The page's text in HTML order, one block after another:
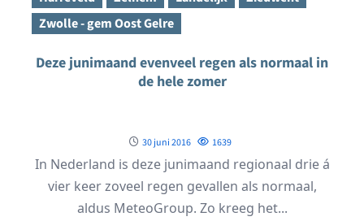
Zwolle - gem Oost Gelre
Deze junimaand evenveel regen als normaal in
de hele zomer
30 juni 2016 1639
In Nederland is deze junimaand regionaal drie á
vier keer zoveel regen gevallen als normaal,
aldus MeteoGroup. Zo kreeg het...